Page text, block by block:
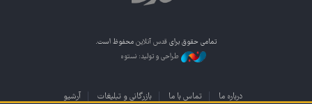
تمامی حقوق برای قدس آنلاین محفوظ است.
طراحی و تولید: نستوه
درباره ما تماس با ما بازرگانی و تبلیغات آرشیو